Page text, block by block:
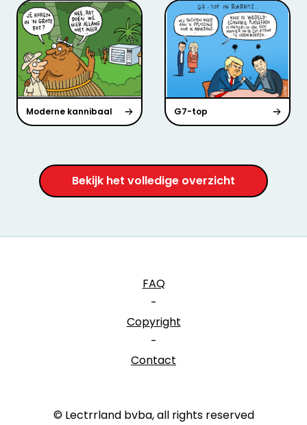
Moderne kannibaal G7-top
Bekijk het volledige overzicht
FAQ
-
Copyright
-
Contact
© Lectrrland bvba, all rights reserved